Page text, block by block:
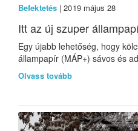
Befektetés | 2019 május 28
Itt az új szuper
Egy újabb lehetőség, hogy
állampapír (MÁP+) sávos és
Olvass tovább